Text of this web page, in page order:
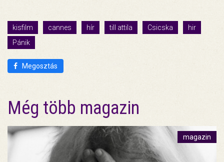
kisfilm cannes hír till attila Csicska
hir
Pánik
Megosztás
Még több magazin
magazin